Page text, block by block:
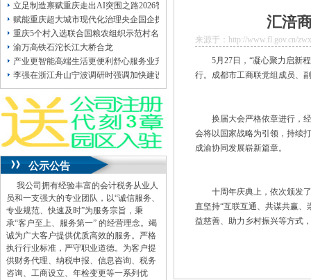
立足制造禀赋重庆走出AI突围之路2026智博会闭幕，两江新区开公司重庆邀约世
赋能重庆超大城市现代化治理央企国企探索“文明实践+窗口单位”两江新区开公司
重庆5个村入选联合国粮农组织示范村名单——不唯产值，何以“出圈”两江新区开
渝万高铁石沱长江大桥合龙
产业更智能高端生活更便利舒心服务业升级让百姓生活更有滋味
李强在浙江舟山宁波调研时强调加快建设大宗商品资源配置枢纽为统筹发展和安
公示公告
我公司拥有经验丰富的会计税务从业人
员和一支强大的专业团队，以“诚信服务、
专业规范、快速及时”为服务宗旨，秉
承“客户至上、服务第一” 的经营理念。竭
诚为广大客户提供优质高效的服务。严格
执行行业标准，严守职业道德。为客户提
供财务代理、纳税申报、信息咨询、税务
咨询、工商设立、年检变更等一系列优
汇涪
来源于：http://www.fl.gov.cn/
5月27日，“凝心聚力启新
行。成都市工商联党组成员、
换届大会严格依章进行，
会将以国家战略为引领，持续
成渝协同发展崭新篇章。
十周年庆典上，依次颁发
直坚持“互联互通、共谋共赢
益慈善、助力乡村振兴等方式